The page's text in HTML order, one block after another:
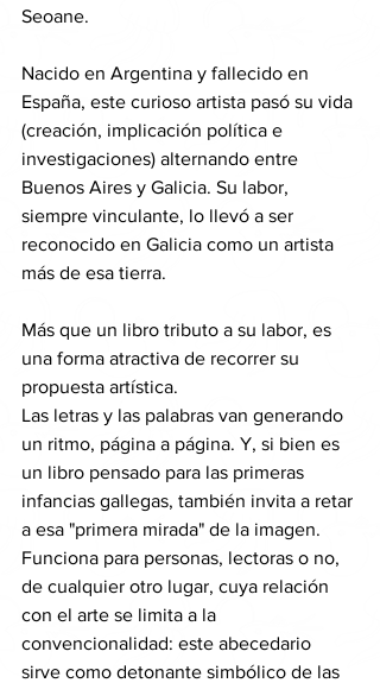
Seoane.
Nacido en Argentina y fallecido en
España, este curioso artista pasó su vida
(creación, implicación política e
investigaciones) alternando entre
Buenos Aires y Galicia. Su labor,
siempre vinculante, lo llevó a ser
reconocido en Galicia como un artista
más de esa tierra.
Más que un libro tributo a su labor, es
una forma atractiva de recorrer su
propuesta artística.
Las letras y las palabras van generando
un ritmo, página a página. Y, si bien es
un libro pensado para las primeras
infancias gallegas, también invita a retar
a esa "primera mirada" de la imagen.
Funciona para personas, lectoras o no,
de cualquier otro lugar, cuya relación
con el arte se limita a la
convencionalidad: este abecedario
sirve como detonante simbólico de las